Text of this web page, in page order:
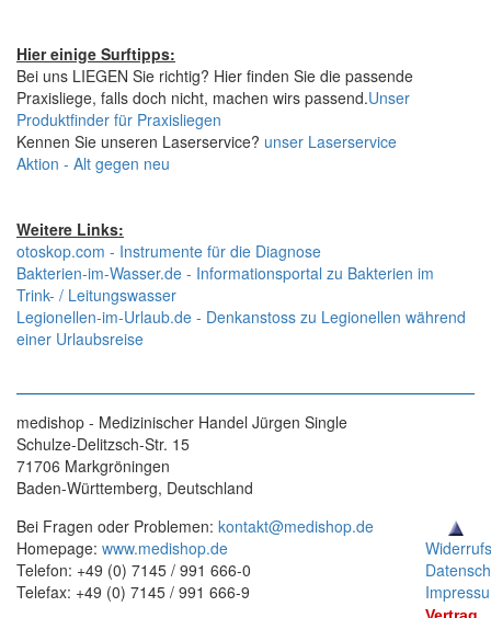
Hier einige Surftipps:
Bei uns LIEGEN Sie richtig? Hier finden Sie die passende
Praxisliege, falls doch nicht, machen wirs passend.Unser
Produktfinder für Praxisliegen
Kennen Sie unseren Laserservice? unser Laserservice
Aktion - Alt gegen neu
Weitere Links:
otoskop.com - Instrumente für die Diagnose
Bakterien-im-Wasser.de - Informationsportal zu Bakterien im
Trink- / Leitungswasser
Legionellen-im-Urlaub.de - Denkanstoss zu Legionellen während
einer Urlaubsreise
medishop - Medizinischer Handel Jürgen Single
Schulze-Delitzsch-Str. 15
71706 Markgröningen
Baden-Württemberg, Deutschland
Bei Fragen oder Problemen: kontakt@medishop.de
Homepage: www.medishop.de
Telefon: +49 (0) 7145 / 991 666-0
Telefax: +49 (0) 7145 / 991 666-9